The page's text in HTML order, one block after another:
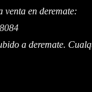
venta en deremate:
a deremate.